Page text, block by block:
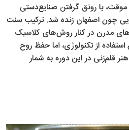
موقت، با رونق گرفتن صنایع‌دستی
چون اصفهان زنده شد. ترکیب سنت
مدرن در کنار روش‌های کلاسیک
از تکنولوژی، اما حفظ روح
قلم‌زنی در این دوره به شمار